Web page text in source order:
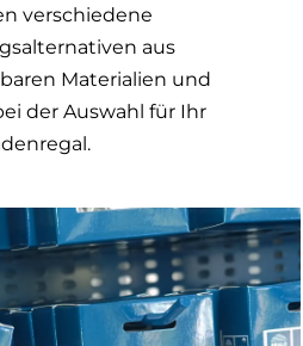
verschiedene
aus
Materialien und
der Auswahl für Ihr